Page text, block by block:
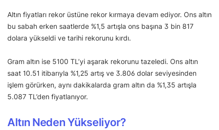
Altın fiyatları rekor üstüne rekor kırmaya devam ediyor. Ons altın
bu sabah erken saatlerde %1,5 artışla ons başına 3 bin 817
dolara yükseldi ve tarihi rekorunu kırdı.
Gram altın ise 5100 TL’yi aşarak rekorunu tazeledi. Ons altın
saat 10.51 itibarıyla %1,25 artış ve 3.806 dolar seviyesinden
işlem görürken, aynı dakikalarda gram altın da %1,35 artışla
5.087 TL’den fiyatlanıyor.
Altın Neden Yükseliyor?